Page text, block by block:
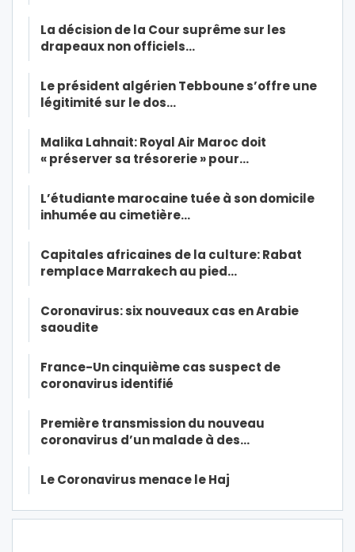
La décision de la Cour suprême sur les
drapeaux non officiels…
Le président algérien Tebboune s’offre une
légitimité sur le dos…
Malika Lahnait: Royal Air Maroc doit
« préserver sa trésorerie » pour…
L’étudiante marocaine tuée à son domicile
inhumée au cimetière…
Capitales africaines de la culture: Rabat
remplace Marrakech au pied…
Coronavirus: six nouveaux cas en Arabie
saoudite
France-Un cinquième cas suspect de
coronavirus identifié
Première transmission du nouveau
coronavirus d’un malade à des…
Le Coronavirus menace le Haj